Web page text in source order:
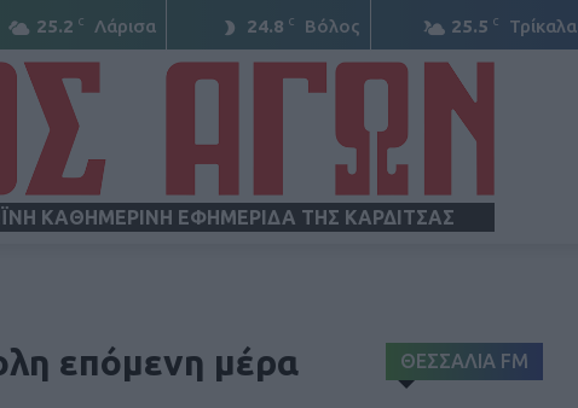
25.2 C Λάρισα 24.8 C Βόλος 25.5 C Τρίκαλα
ΚΑΘΗΜΕΡΙΝΗ ΕΦΗΜΕΡΙΔΑ ΤΗΣ ΚΑΡΔΙΤΣΑΣ
επόμενη μέρα
ΘΕΣΣΑΛΙΑ FM